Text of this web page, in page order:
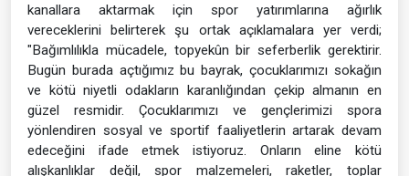
kanallara aktarmak için spor yatırımlarına ağırlık
vereceklerini belirterek şu ortak açıklamalara yer verdi;
"Bağımlılıkla mücadele, topyekûn bir seferberlik gerektirir.
Bugün burada açtığımız bu bayrak, çocuklarımızı sokağın
ve kötü niyetli odakların karanlığından çekip almanın en
güzel resmidir. Çocuklarımızı ve gençlerimizi spora
yönlendiren sosyal ve sportif faaliyetlerin artarak devam
edeceğini ifade etmek istiyoruz. Onların eline kötü
alışkanlıklar değil, spor malzemeleri, raketler, toplar